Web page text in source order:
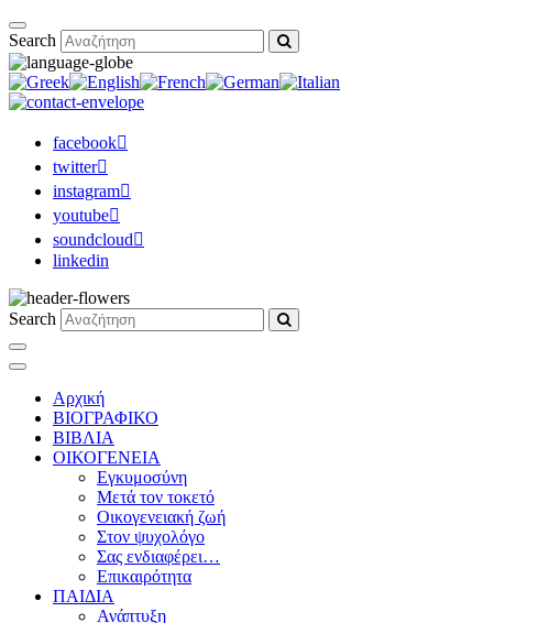
Search
facebook
twitter
instagram
youtube
soundcloud
linkedin
Search
Αρχική
ΒΙΟΓΡΑΦΙΚΟ
ΒΙΒΛΙΑ
ΟΙΚΟΓΕΝΕΙΑ
Εγκυμοσύνη
Μετά τον τοκετό
Οικογενειακή ζωή
Στον ψυχολόγο
Σας ενδιαφέρει…
Επικαιρότητα
ΠΑΙΔΙΑ
Ανάπτυξη